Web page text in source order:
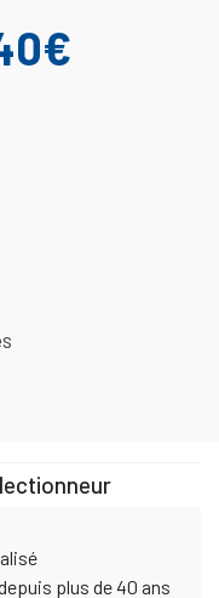
plus de 40 ans